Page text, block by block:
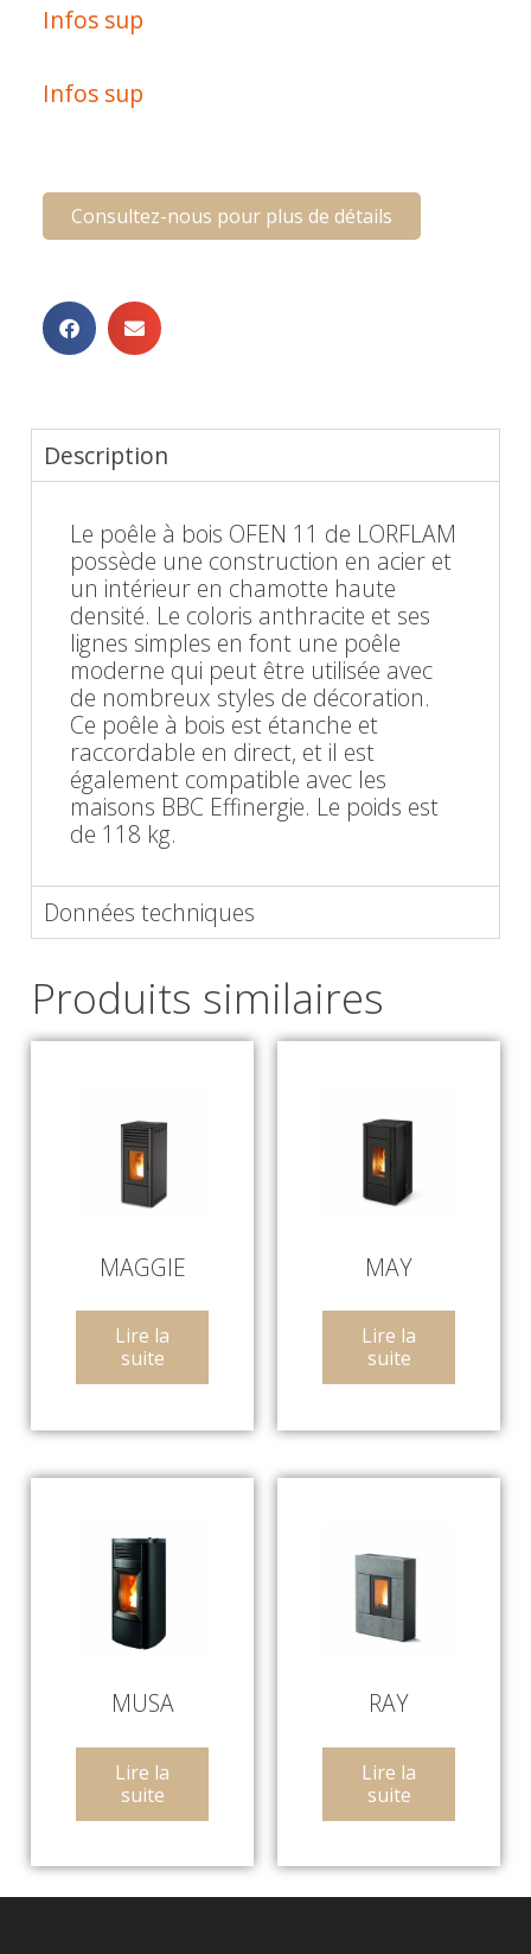
Infos sup
Infos sup
Consultez-nous pour plus de détails
Description
Le poêle à bois OFEN 11 de LORFLAM
possède une construction en acier et
un intérieur en chamotte haute
densité. Le coloris anthracite et ses
lignes simples en font une poêle
moderne qui peut être utilisée avec
de nombreux styles de décoration.
Ce poêle à bois est étanche et
raccordable en direct, et il est
également compatible avec les
maisons BBC Effinergie. Le poids est
de 118 kg.
Données techniques
Produits similaires
MAGGIE
Lire la
suite
MAY
Lire la
suite
MUSA
Lire la
suite
RAY
Lire la
suite